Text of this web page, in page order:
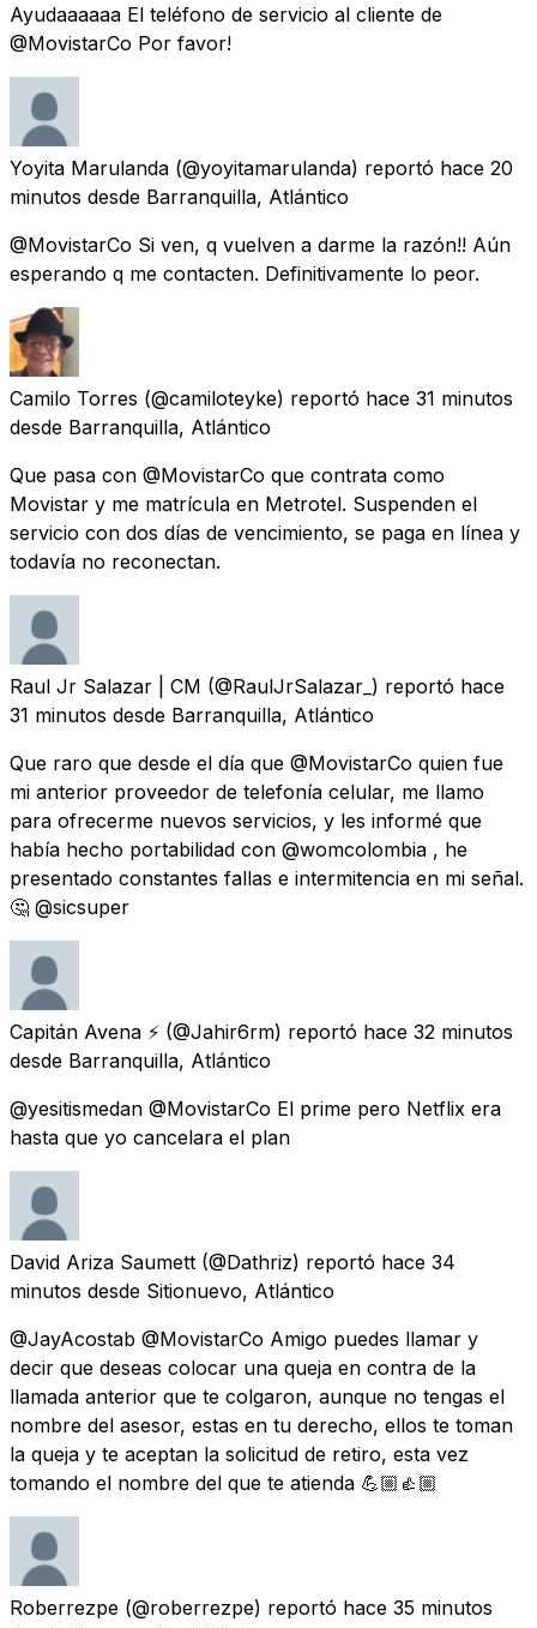
Ayudaaaaaa El teléfono de servicio al cliente de
@MovistarCo Por favor!
Yoyita Marulanda (@yoyitamarulanda) reportó hace 20
minutos desde Barranquilla, Atlántico
@MovistarCo Si ven, q vuelven a darme la razón!! Aún
esperando q me contacten. Definitivamente lo peor.
Camilo Torres (@camiloteyke) reportó hace 31 minutos
desde Barranquilla, Atlántico
Que pasa con @MovistarCo que contrata como
Movistar y me matrícula en Metrotel. Suspenden el
servicio con dos días de vencimiento, se paga en línea y
todavía no reconectan.
Raul Jr Salazar | CM (@RaulJrSalazar_) reportó hace
31 minutos desde Barranquilla, Atlántico
Que raro que desde el día que @MovistarCo quien fue
mi anterior proveedor de telefonía celular, me llamo
para ofrecerme nuevos servicios, y les informé que
había hecho portabilidad con @womcolombia , he
presentado constantes fallas e intermitencia en mi señal.
🤔 @sicsuper
Capitán Avena ⚡ (@Jahir6rm) reportó hace 32 minutos
desde Barranquilla, Atlántico
@yesitismedan @MovistarCo El prime pero Netflix era
hasta que yo cancelara el plan
David Ariza Saumett (@Dathriz) reportó hace 34
minutos desde Sitionuevo, Atlántico
@JayAcostab @MovistarCo Amigo puedes llamar y
decir que deseas colocar una queja en contra de la
llamada anterior que te colgaron, aunque no tengas el
nombre del asesor, estas en tu derecho, ellos te toman
la queja y te aceptan la solicitud de retiro, esta vez
tomando el nombre del que te atienda 💪🏼👍🏼
Roberrezpe (@roberrezpe) reportó hace 35 minutos